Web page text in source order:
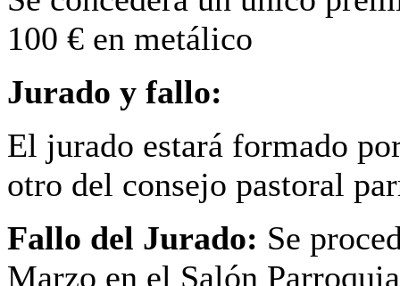
100 € en metálico
Jurado y fallo:
El jurado estará formado
otro del consejo pastoral
Fallo del Jurado: Se
Marzo en el Salón